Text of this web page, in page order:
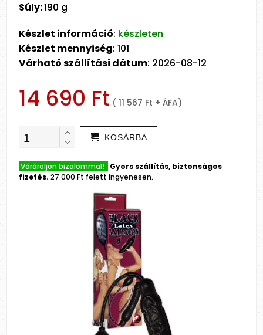
Súly:190 g
Készlet információ: készleten
Készlet mennyiség: 101
Várható szállítási dátum: 2026-08-12
14 690 Ft ( 11 567 Ft + ÁFA)
KOSÁRBA
Várároljon bizalommal! Gyors szállítás, biztonságos
fizetés. 27.000 Ft felett ingyenesen.